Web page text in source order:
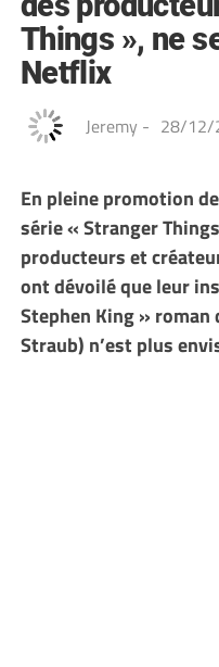
Things », ne
Netflix
Jeremy - 28/12/
En pleine promotion
série « Stranger
producteurs et
ont dévoilé que leur
Stephen King » roman
Straub) n’est plus